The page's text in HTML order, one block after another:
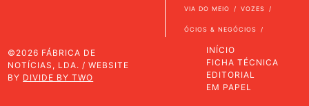
VIA DO MEIO VOZES
ÓCIOS & NEGÓCIOS
©2026 FÁBRICA DE
NOTÍCIAS, LDA. / WEBSITE
BY DIVIDE BY TWO
INÍCIO
FICHA TÉCNICA
EDITORIAL
EM PAPEL